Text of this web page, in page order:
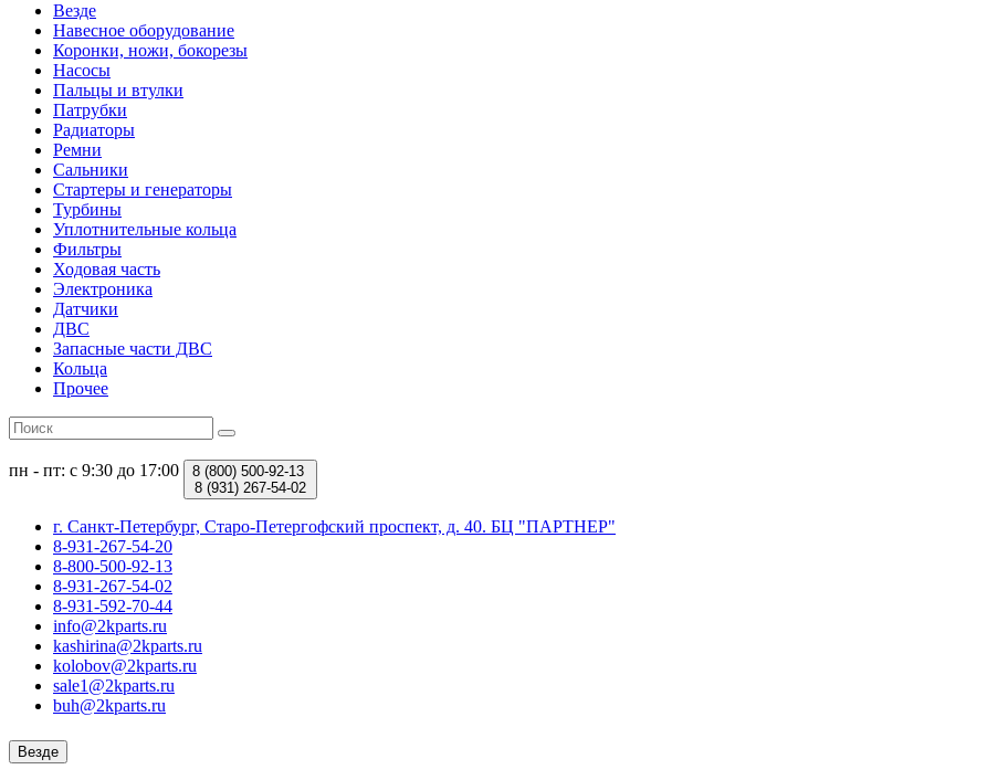
Везде
Навесное оборудование
Коронки, ножи, бокорезы
Насосы
Пальцы и втулки
Патрубки
Радиаторы
Ремни
Сальники
Стартеры и генераторы
Турбины
Уплотнительные кольца
Фильтры
Ходовая часть
Электроника
Датчики
ДВС
Запасные части ДВС
Кольца
Прочее
пн - пт: с 9:30 до 17:00 8 (800) 500-92-13
8 (931) 267-54-02
г. Санкт-Петербург, Старо-Петергофский проспект, д. 40. БЦ "ПАРТНЕР"
8-931-267-54-20
8-800-500-92-13
8-931-267-54-02
8-931-592-70-44
info@2kparts.ru
kashirina@2kparts.ru
kolobov@2kparts.ru
sale1@2kparts.ru
buh@2kparts.ru
Везде